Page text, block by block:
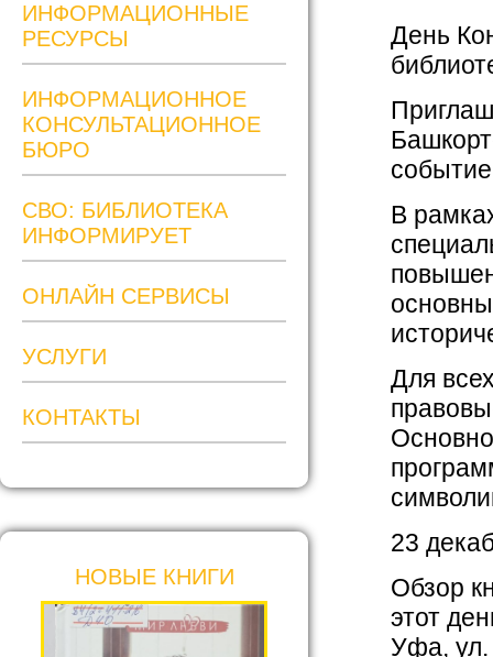
ИНФОРМАЦИОННЫЕ
РЕСУРСЫ
ИНФОРМАЦИОННОЕ
КОНСУЛЬТАЦИОННОЕ
БЮРО
СВО: БИБЛИОТЕКА
ИНФОРМИРУЕТ
ОНЛАЙН СЕРВИСЫ
УСЛУГИ
КОНТАКТЫ
НОВЫЕ КНИГИ
День
В
Для
23
Обзор
этот
Уфа, ул.